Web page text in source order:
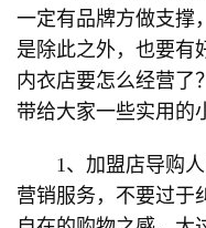
一定有品牌方做支撑
是除此之外，也要有
内衣店要怎么经营了
带给大家一些实用的
1、加盟店导购人
营销服务，不要过于